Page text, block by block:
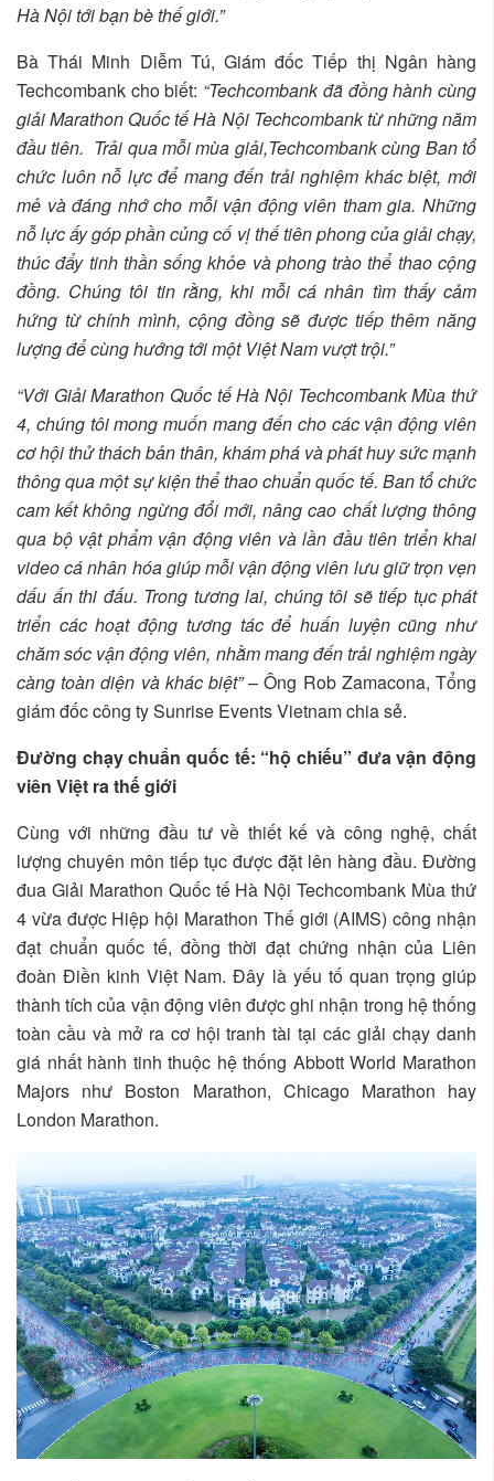
Hà Nội tới bạn bè thế giới.”
Bà Thái Minh Diễm Tú, Giám đốc Tiếp thị Ngân hàng
Techcombank cho biết: “Techcombank đã đồng hành cùng
giải Marathon Quốc tế Hà Nội Techcombank từ những năm
đầu tiên. Trải qua mỗi mùa giải,Techcombank cùng Ban tổ
chức luôn nỗ lực để mang đến trải nghiệm khác biệt, mới
mẻ và đáng nhớ cho mỗi vận động viên tham gia. Những
nỗ lực ấy góp phần củng cố vị thế tiên phong của giải chạy,
thúc đẩy tinh thần sống khỏe và phong trào thể thao cộng
đồng. Chúng tôi tin rằng, khi mỗi cá nhân tìm thấy cảm
hứng từ chính mình, cộng đồng sẽ được tiếp thêm năng
lượng để cùng hướng tới một Việt Nam vượt trội.”
“Với Giải Marathon Quốc tế Hà Nội Techcombank Mùa thứ
4, chúng tôi mong muốn mang đến cho các vận động viên
cơ hội thử thách bản thân, khám phá và phát huy sức mạnh
thông qua một sự kiện thể thao chuẩn quốc tế. Ban tổ chức
cam kết không ngừng đổi mới, nâng cao chất lượng thông
qua bộ vật phẩm vận động viên và lần đầu tiên triển khai
video cá nhân hóa giúp mỗi vận động viên lưu giữ trọn vẹn
dấu ấn thi đấu. Trong tương lai, chúng tôi sẽ tiếp tục phát
triển các hoạt động tương tác để huấn luyện cũng như
chăm sóc vận động viên, nhằm mang đến trải nghiệm ngày
càng toàn diện và khác biệt”– Ông Rob Zamacona, Tổng
giám đốc công ty Sunrise Events Vietnam chia sẻ.
Đường chạy chuẩn quốc tế: “hộ chiếu” đưa vận động
viên Việt ra thế giới
Cùng với những đầu tư về thiết kế và công nghệ, chất
lượng chuyên môn tiếp tục được đặt lên hàng đầu. Đường
đua Giải Marathon Quốc tế Hà Nội Techcombank Mùa thứ
4 vừa được Hiệp hội Marathon Thế giới (AIMS) công nhận
đạt chuẩn quốc tế, đồng thời đạt chứng nhận của Liên
đoàn Điền kinh Việt Nam. Đây là yếu tố quan trọng giúp
thành tích của vận động viên được ghi nhận trong hệ thống
toàn cầu và mở ra cơ hội tranh tài tại các giải chạy danh
giá nhất hành tinh thuộc hệ thống Abbott World Marathon
Majors như Boston Marathon, Chicago Marathon hay
London Marathon.